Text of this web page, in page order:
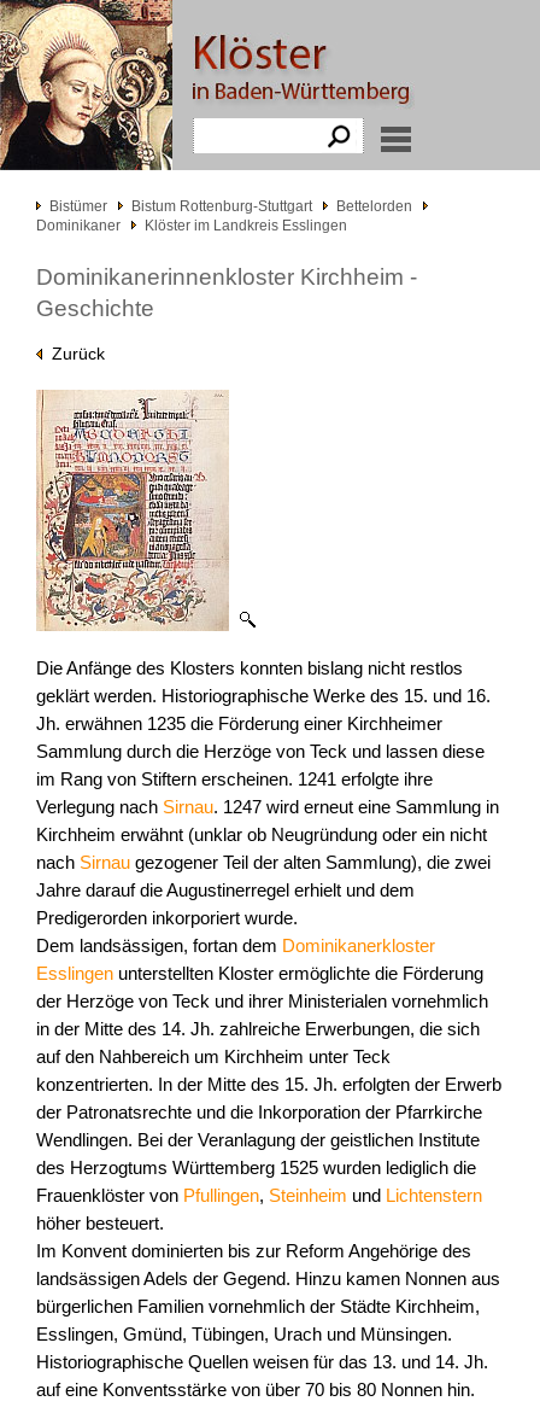
Bistümer Bistum Rottenburg-Stuttgart
Bettelorden
Dominikaner
Klöster im Landkreis Esslingen
Dominikanerinnenkloster Kirchheim -
Geschichte
Zurück
Die Anfänge des Klosters konnten bislang nicht restlos
geklärt werden. Historiographische Werke des 15. und 16.
Jh. erwähnen 1235 die Förderung einer Kirchheimer
Sammlung durch die Herzöge von Teck und lassen diese
im Rang von Stiftern erscheinen. 1241 erfolgte ihre
Verlegung nach Sirnau. 1247 wird erneut eine Sammlung in
Kirchheim erwähnt (unklar ob Neugründung oder ein nicht
nach Sirnau gezogener Teil der alten Sammlung), die zwei
Jahre darauf die Augustinerregel erhielt und dem
Predigerorden inkorporiert wurde.
Dem landsässigen, fortan dem Dominikanerkloster
Esslingen unterstellten Kloster ermöglichte die Förderung
der Herzöge von Teck und ihrer Ministerialen vornehmlich
in der Mitte des 14. Jh. zahlreiche Erwerbungen, die sich
auf den Nahbereich um Kirchheim unter Teck
konzentrierten. In der Mitte des 15. Jh. erfolgten der Erwerb
der Patronatsrechte und die Inkorporation der Pfarrkirche
Wendlingen. Bei der Veranlagung der geistlichen Institute
des Herzogtums Württemberg 1525 wurden lediglich die
Frauenklöster von Pfullingen, Steinheim und Lichtenstern
höher besteuert.
Im Konvent dominierten bis zur Reform Angehörige des
landsässigen Adels der Gegend. Hinzu kamen Nonnen aus
bürgerlichen Familien vornehmlich der Städte Kirchheim,
Esslingen, Gmünd, Tübingen, Urach und Münsingen.
Historiographische Quellen weisen für das 13. und 14. Jh.
auf eine Konventsstärke von über 70 bis 80 Nonnen hin.